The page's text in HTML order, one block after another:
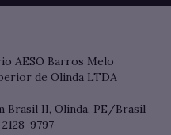
AESO Barros Melo
de Olinda LTDA
Brasil II, Olinda, PE/Brasil
9797